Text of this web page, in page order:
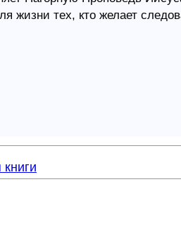
жизни тех, кто желает